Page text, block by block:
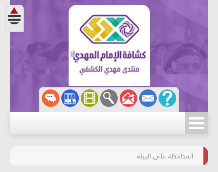
مسابقة الركب الحسينيّ
المحافظة على البيئة